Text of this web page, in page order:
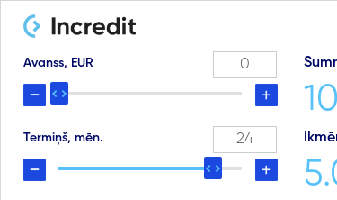
Avanss, EUR
Termiņš, mēn.